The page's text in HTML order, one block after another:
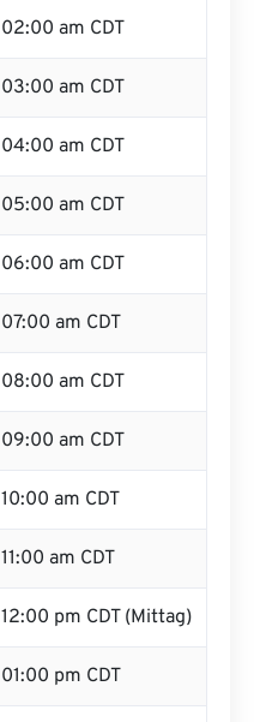
02:00 am CDT
03:00 am CDT
04:00 am CDT
05:00 am CDT
06:00 am CDT
07:00 am CDT
08:00 am CDT
09:00 am CDT
10:00 am CDT
11:00 am CDT
12:00 pm CDT (Mittag)
01:00 pm CDT